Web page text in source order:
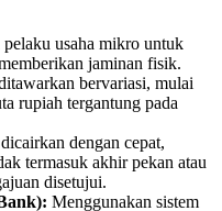
usaha mikro untuk
jaminan fisik.
bervariasi, mulai
rupiah tergantung pada
dengan cepat,
termasuk akhir pekan atau
disetujui.
Menggunakan sistem